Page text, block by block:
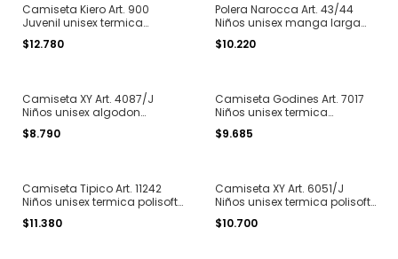
Camiseta Kiero Art. 900
Juvenil unisex termica
algodon manga larga
cuello redondo T. 14 al 18
$12.780
Polera Narocca Art. 43/44
Niños unisex manga larga
algodon interlock T. 8 al 16
$10.220
Camiseta XY Art. 4087/J
Niños unisex algodon
anatomica manga larga
cuello redondo T. 2 al 10
$8.790
Camiseta Godines Art. 7017
Niños unisex termica
algodon manga larga
cuello redondo T. 4 al 20
$9.685
Camiseta Tipico Art. 11242
Niños unisex termica polisoft
hidrowick manga larga
cuello redondo T. 4 al 16
$11.380
Camiseta XY Art. 6051/J
Niños unisex termica polisoft
con ojal para dedo pulgar
manga larga T. 2 al 14
$10.700